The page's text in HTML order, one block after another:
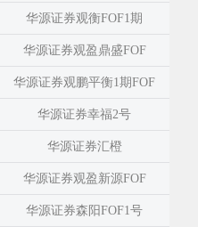
华源证券观衡FOF1期
华源证券观盈鼎盛FOF
华源证券观鹏平衡1期FOF
华源证券幸福2号
华源证券汇橙
华源证券观盈新源FOF
华源证券森阳FOF1号